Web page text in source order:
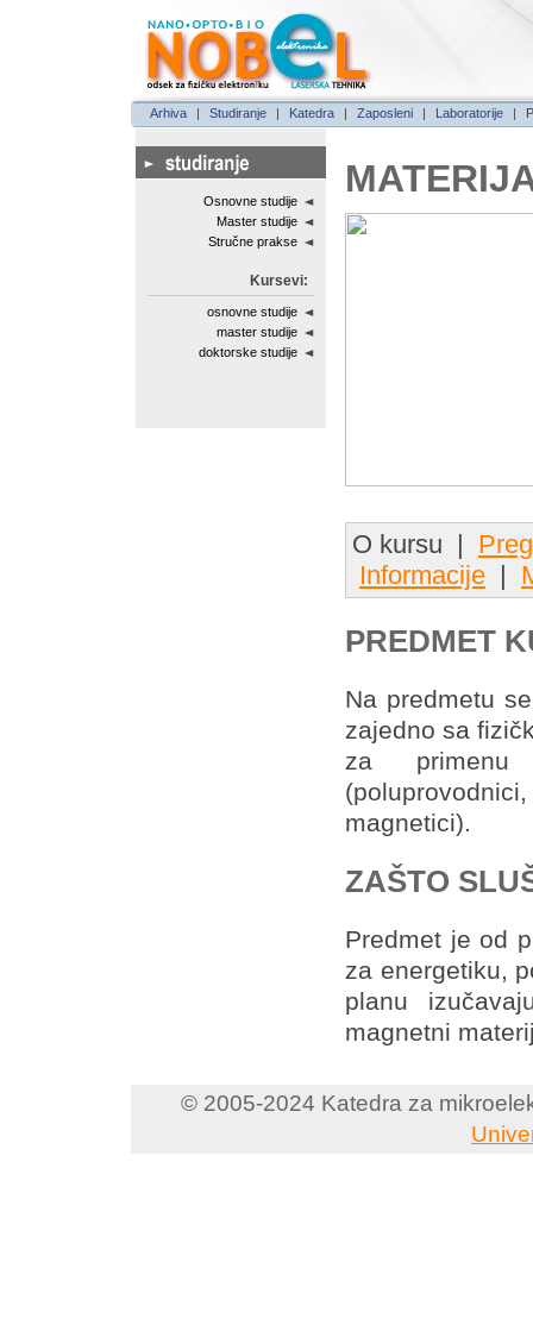
Arhiva | Studiranje | Katedra | Zaposleni | Laboratorije |
Osnovne studije
Master studije
Stručne prakse
Kursevi:
osnovne studije
master studije
doktorske studije
O kursu |
Informacije |
PREDMET
Na predmetu
zajedno sa
za primenu
magnetici).
ZAŠTO
Predmet je od
za energetiku,
planu
magnetni
© 2005-2024 Katedra za